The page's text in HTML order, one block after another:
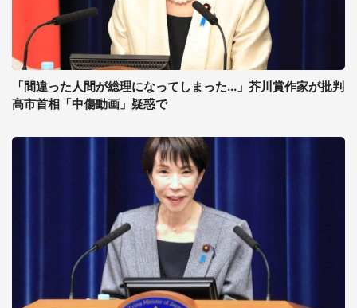
「間違った人間が総理になってしまった...」芥川賞作家が批判
高市首相「中傷動画」疑惑で